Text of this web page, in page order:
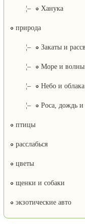
¦– Ханука
природа
¦– Закаты и
¦– Море и волны
¦– Небо и облака
¦– Роса, дождь
птицы
расслабься
цветы
щенки и собаки
экзотические авто